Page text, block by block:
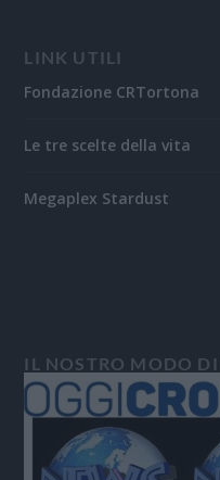
LINK UTILI
Fondazione CRTortona
Le tre scelte della vita
Megaplex Stardust
IL NOSTRO MODO